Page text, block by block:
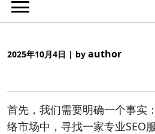
2025年10月4日 | by author
首先，我们需要明确一个事实
络市场中，寻找一家专业SEO